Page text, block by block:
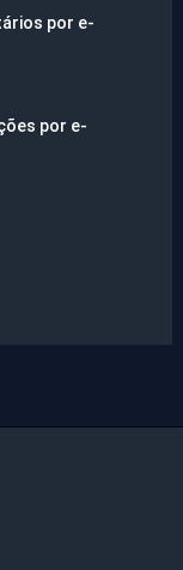
por e-
por e-